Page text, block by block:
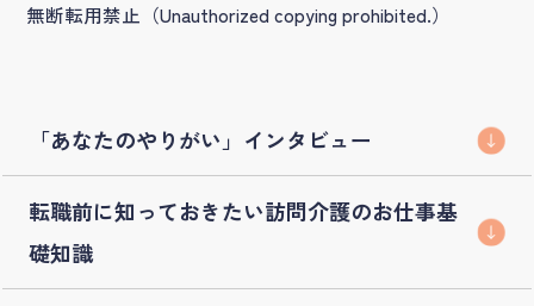
無断転用禁止（Unauthorized copying prohibited.）
「あなたのやりがい」インタビュー
転職前に知っておきたい訪問介護のお仕事基
礎知識